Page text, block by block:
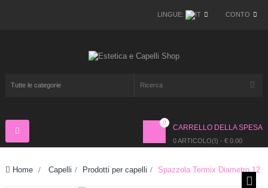
CONTO
LINGUE:
CARRELLO DELLA SPESA
0 ARTICOLO(I) - € 0.00
0
Navigazione
Toggle
Home > Capelli > Prodotti per capelli > Spazzola Termix Diametro 12